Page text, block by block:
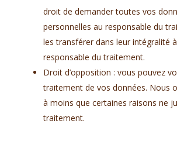
droit de demander toutes vos
personnelles au responsable du
les transférer dans leur intégralité
responsable du traitement.
Droit d’opposition : vous pouvez
traitement de vos données. Nous
à moins que certaines raisons ne
traitement.